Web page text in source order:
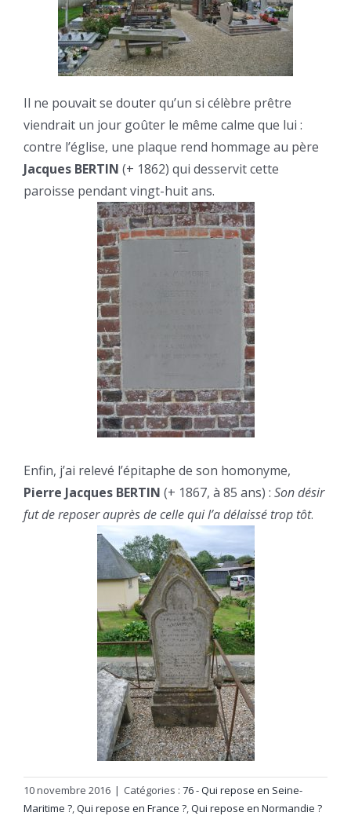
Il ne pouvait se douter qu’un si célèbre prêtre
viendrait un jour goûter le même calme que lui :
contre l’église, une plaque rend hommage au père
Jacques BERTIN (+ 1862) qui desservit cette
paroisse pendant vingt-huit ans.
Enfin, j’ai relevé l’épitaphe de son homonyme,
Pierre Jacques BERTIN (+ 1867, à 85 ans) : Son désir
fut de reposer auprès de celle qui l’a délaissé trop tôt.
10 novembre 2016 | Catégories : 76 - Qui repose en Seine-
Maritime ?,Qui repose en France ?,Qui repose en Normandie ?